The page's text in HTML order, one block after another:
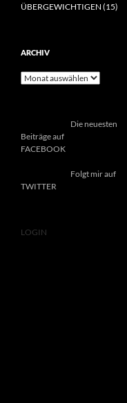
ÜBERGEWICHTIGEN (15)
ARCHIV
Archiv
Die neuesten
Beiträge auf
FACEBOOK
Folgt mir auf
TWITTER
LOGIN